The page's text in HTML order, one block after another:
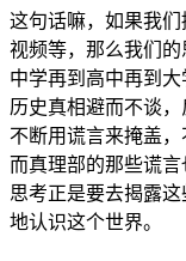
这句话嘛，如果我们
视频等，那么我们
中学再到高中再到
历史真相避而不谈，
不断用谎言来掩盖，
而真理部的那些谎
思考正是要去揭露
地认识这个世界。